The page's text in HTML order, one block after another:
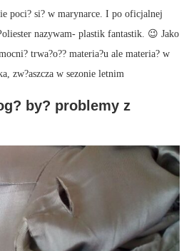
poci? si? w marynarce. I po oficjalnej
nazywam- plastik fantastik. 😉 Jako
trwa?o?? materia?u ale materia? w
zw?aszcza w sezonie letnim
by? problemy z